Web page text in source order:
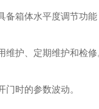
箱体水平度调节功能
护、定期维护和检修
时的参数波动。